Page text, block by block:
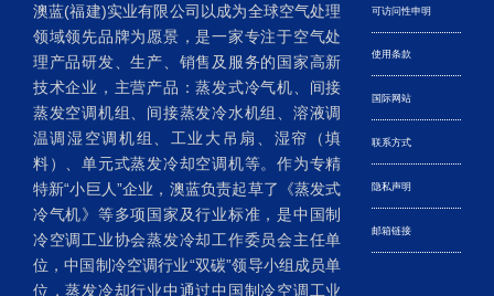
澳蓝(福建)实业有限公司以成为全球空气处理
领域领先品牌为愿景，是一家专注于空气处
理产品研发、生产、销售及服务的国家高新
技术企业，主营产品：蒸发式冷气机、间接
蒸发空调机组、间接蒸发冷水机组、溶液调
温调湿空调机组、工业大吊扇、湿帘（填
料）、单元式蒸发冷却空调机等。作为专精
特新“小巨人”企业，澳蓝负责起草了《蒸发式
冷气机》等多项国家及行业标准，是中国制
冷空调工业协会蒸发冷却工作委员会主任单
位，中国制冷空调行业“双碳”领导小组成员单
位，蒸发冷却行业中通过中国制冷空调工业
可访问性申明
使用条款
国际网站
联系方式
隐私声明
邮箱链接